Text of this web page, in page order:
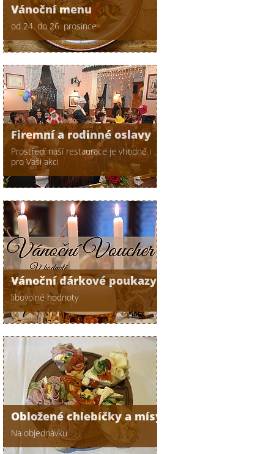
Vánoční menu
od 24. do 26. prosince
Firemní a rodinné oslavy
Prostředí naší restaurace je vhodné i
pro Vaši akci
Vánoční dárkové poukazy
libovolné hodnoty
Obložené chlebíčky a mísy
Na objednávku